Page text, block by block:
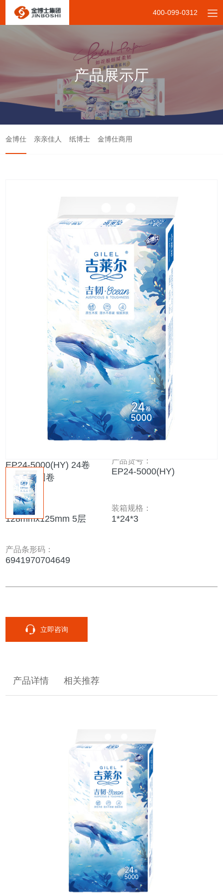
400-099-0312
产品展示厅
金博仕 亲亲佳人 纸博士 金博仕商用
EP24-5000(HY) 24卷 5000克 圆
128mmx125mm 5层
EP24-5000(HY) 24卷
5000克 圆卷
产品货号：
EP24-5000(HY)
产品规格：
128mmx125mm 5层
装箱规格：
1*24*3
产品条形码：
6941970704649
立即咨询
产品详情 相关推荐